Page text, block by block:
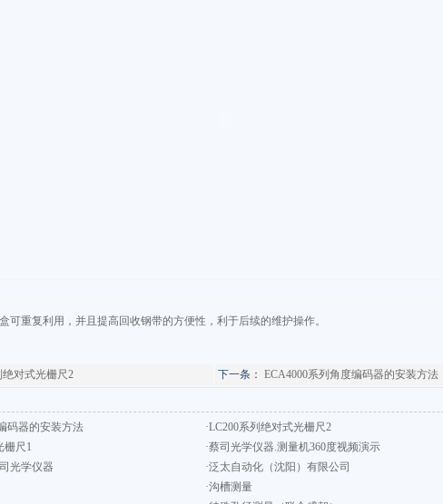
重复利用，并且提高回收钢带的方便性，利于后续的维护操作。
绝对式光栅尺2 下一条： ECA4000系列角度编码器的安装方法
码器的安装方法
·LC200系列绝对式光栅尺2
栅尺1
·蔡司光学仪器.测量机360度视频演示
光学仪器
·泛太自动化（沈阳）有限公司
·沟槽测量